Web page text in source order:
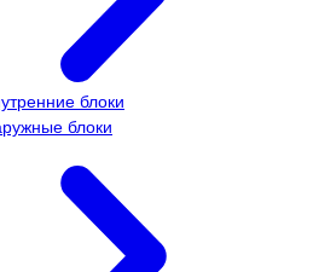
блоки
блоки